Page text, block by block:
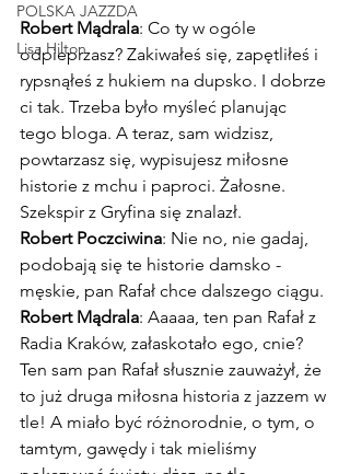
POLSKA JAZZDA
Lisa Hilton
Robert Mądrala: Co ty w ogóle
odpieprzasz? Zakiwałeś się, zapętliłeś i
rypsnąłeś z hukiem na dupsko. I dobrze
ci tak. Trzeba było myśleć planując
tego bloga. A teraz, sam widzisz,
powtarzasz się, wypisujesz miłosne
historie z mchu i paproci. Żałosne.
Szekspir z Gryfina się znalazł.
Robert Poczciwina: Nie no, nie gadaj,
podobają się te historie damsko -
męskie, pan Rafał chce dalszego ciągu.
Robert Mądrala: Aaaaa, ten pan Rafał z
Radia Kraków, załaskotało ego, cnie?
Ten sam pan Rafał słusznie zauważył, że
to już druga miłosna historia z jazzem w
tle! A miało być różnorodnie, o tym, o
tamtym, gawędy i tak mieliśmy